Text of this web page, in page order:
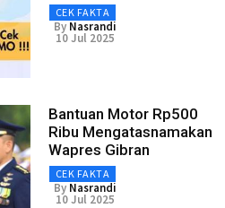
CEK FAKTA
By Nasrandi
10 Jul 2025
Bantuan Motor Rp500
Ribu Mengatasnamakan
Wapres Gibran
CEK FAKTA
By Nasrandi
10 Jul 2025